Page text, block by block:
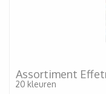
Assortiment
20 kleuren